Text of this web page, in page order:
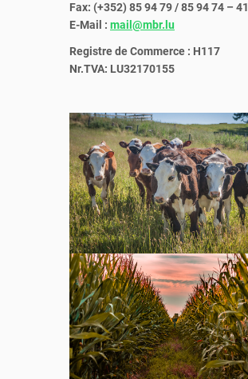
Fax: (+352) 85 94 79 / 85 94 74 – 41
E-Mail : mail@mbr.lu
Registre de Commerce : H117
Nr.TVA: LU32170155